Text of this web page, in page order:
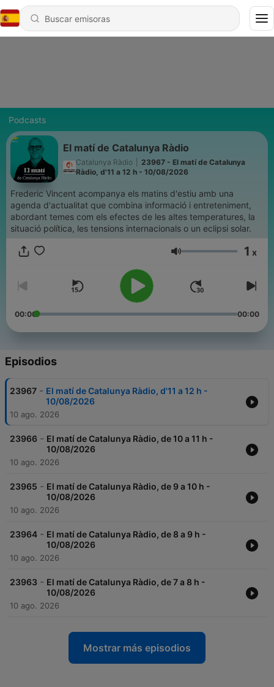
Podcasts
El matí de Catalunya Ràdio
Catalunya Ràdio
23967 - El matí de Catalunya
Ràdio, d'11 a 12 h - 10/08/2026
Frederic Vincent acompanya els matins d'estiu amb una
agenda d'actualitat que combina informació i entreteniment,
abordant temes com els efectes de les altes temperatures, la
situació política, les tensions internacionals o un eclipsi solar.
Volumen 1 x
00:00 00:00
Episodios
23967 - El matí de Catalunya Ràdio, d'11 a 12 h -
10/08/2026
10 ago. 2026
23966 - El matí de Catalunya Ràdio, de 10 a 11 h -
10/08/2026
10 ago. 2026
23965 - El matí de Catalunya Ràdio, de 9 a 10 h -
10/08/2026
10 ago. 2026
23964 - El matí de Catalunya Ràdio, de 8 a 9 h -
10/08/2026
10 ago. 2026
23963 - El matí de Catalunya Ràdio, de 7 a 8 h -
10/08/2026
10 ago. 2026
Mostrar más episodios